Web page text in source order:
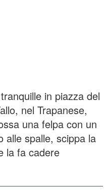
in piazza del
nel Trapanese,
una felpa con un
alle spalle, scippa la
la fa cadere